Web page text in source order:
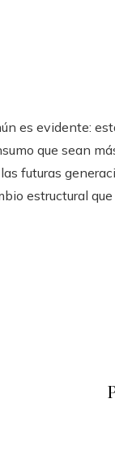
es evidente:
que sean
futuras
estructural